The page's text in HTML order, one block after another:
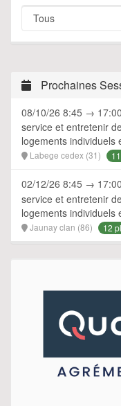
Prochaines
08/10/26 8:45 → 17:00
service et entretenir
logements individuels
Labege cedex (31)
02/12/26 8:45 → 17:00
service et entretenir
logements individuels
Jaunay clan (86) 12